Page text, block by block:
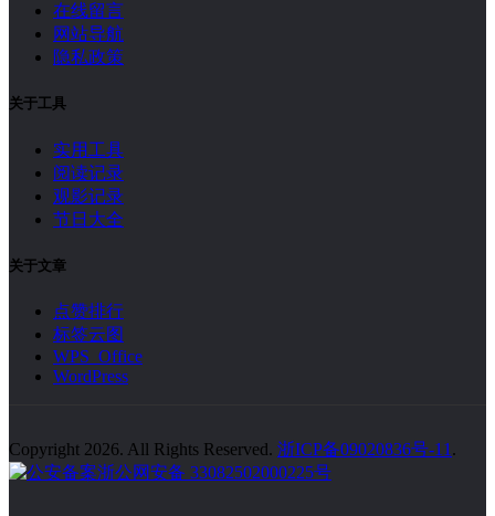
在线留言
网站导航
隐私政策
关于工具
实用工具
阅读记录
观影记录
节日大全
关于文章
点赞排行
标签云图
WPS Office
WordPress
Copyright 2026. All Rights Reserved. 浙ICP备09020836号-11 .
浙公网安备 33082502000225号